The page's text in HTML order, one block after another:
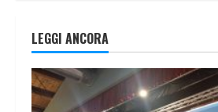
LEGGI ANCORA